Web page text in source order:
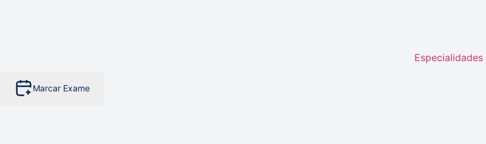
Especialidades
Marcar Exame